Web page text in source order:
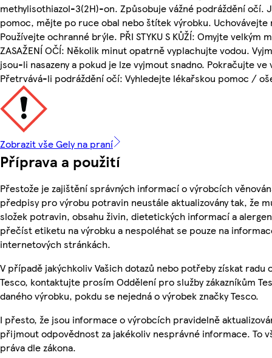
methylisothiazol-3(2H)-on. Způsobuje vážné podráždění očí.
pomoc, mějte po ruce obal nebo štítek výrobku. Uchovávejte
Používejte ochranné brýle. PŘI STYKU S KŮŽÍ: Omyjte velkým
ZASAŽENÍ OČÍ: Několik minut opatrně vyplachujte vodou.
jsou-li nasazeny a pokud je lze vyjmout snadno. Pokračujte ve
Přetrvává-li podráždění očí: Vyhledejte lékařskou pomoc /
Zobrazit vše Gely na praní
Příprava a použití
Přestože je zajištění správných informací o výrobcích
předpisy pro výrobu potravin neustále aktualizovány tak, že
složek potravin, obsahu živin, dietetických informací a
přečíst etiketu na výrobku a nespoléhat se pouze na
internetových stránkách.
V případě jakýchkoliv Vašich dotazů nebo potřeby získat radu
Tesco, kontaktujte prosím Oddělení pro služby zákazníkům
daného výrobku, pokdu se nejedná o výrobek značky Tesco.
I přesto, že jsou informace o výrobcích pravidelně
přijmout odpovědnost za jakékoliv nesprávné informace. To
práva dle zákona.